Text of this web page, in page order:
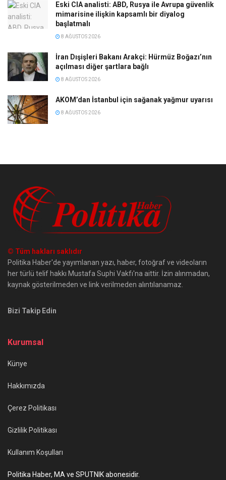
Eski CIA analisti: ABD, Rusya ile Avrupa güvenlik
mimarisine ilişkin kapsamlı bir diyalog
başlatmalı
8 AĞUSTOS 2026
İran Dışişleri Bakanı Arakçi: Hürmüz Boğazı’nın
açılması diğer şartlara bağlı
8 AĞUSTOS 2026
AKOM’dan İstanbul için sağanak yağmur uyarısı
8 AĞUSTOS 2026
© Tüm hakları saklıdır
Politika Haber'de yayımlanan yazı, haber, fotoğraf ve videoların
her türlü telif hakkı Mustafa Suphi Vakfı'na aittir. İzin alınmadan,
kaynak gösterilmeden ve link verilmeden alıntılanamaz.
Bizi Takip Edin
Kurumsal
Künye
Hakkımızda
Çerez Politikası
Gizlilik Politikası
Kullanım Koşulları
Politika Haber, MA ve SPUTNIK abonesidir.